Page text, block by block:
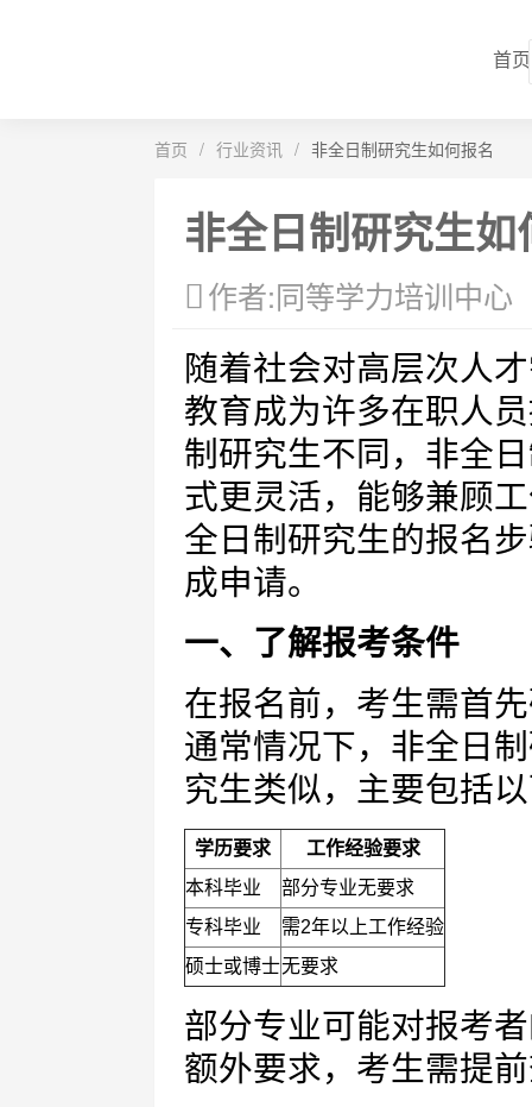
首页
首页 / 行业资讯 / 非全日制研究生如何报名
非全日制研究生如
作者:同等学力培训中心
随着社会对高层次人
教育成为许多在职人
制研究生不同，非全
式更灵活，能够兼顾
全日制研究生的报名
成申请。
一、了解报考条件
在报名前，考生需首
通常情况下，非全日
究生类似，主要包括
学历要求
工作经验要求
本科毕业
部分专业无要求
专科毕业
需2年以上工作经验
硕士或博士无要求
部分专业可能对报考
额外要求，考生需提